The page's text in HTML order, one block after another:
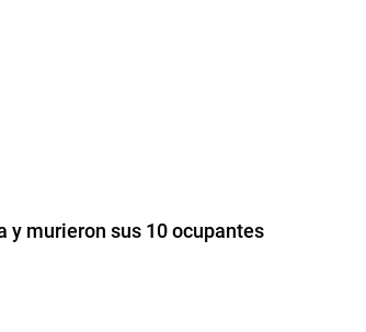
y murieron sus 10 ocupantes